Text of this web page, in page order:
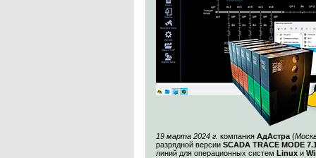
19 марта 2024 г. компания АдАстра (
разрядной версии SCADA TRACE MODE
линий для операционных систем Linux и